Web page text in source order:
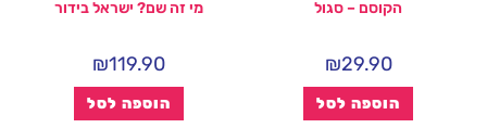
הקוסם – סגול
₪29.90
הוספה לסל
מי זה שם? ישראל בידור
₪119.90
הוספה לסל